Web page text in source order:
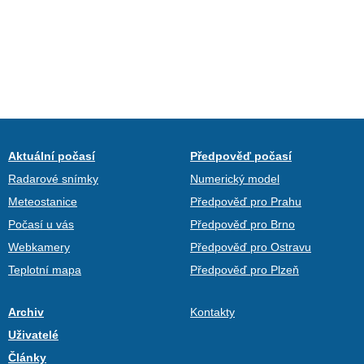
Aktuální počasí
Radarové snímky
Meteostanice
Počasí u vás
Webkamery
Teplotní mapa
Předpověď počasí
Numerický model
Předpověď pro Prahu
Předpověď pro Brno
Předpověď pro Ostravu
Předpověď pro Plzeň
Archiv
Uživatelé
Články
Kontakty